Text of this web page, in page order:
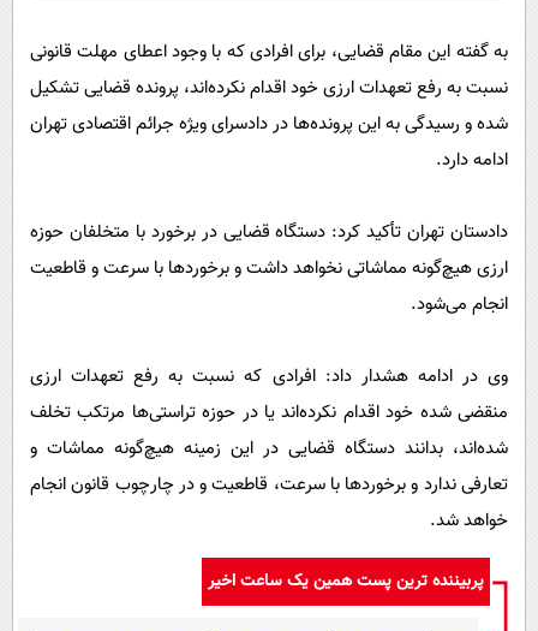
به گفته این مقام قضایی، برای افرادی که با وجود اعطای مهلت قانونی
نسبت به رفع تعهدات ارزی خود اقدام نکرده‌اند، پرونده قضایی تشکیل
شده و رسیدگی به این پرونده‌ها در دادسرای ویژه جرائم اقتصادی تهران
ادامه دارد.
دادستان تهران تأکید کرد: دستگاه قضایی در برخورد با متخلفان حوزه
ارزی هیچ‌گونه مماشاتی نخواهد داشت و برخوردها با سرعت و قاطعیت
انجام می‌شود.
وی در ادامه هشدار داد: افرادی که نسبت به رفع تعهدات ارزی
منقضی شده خود اقدام نکرده‌اند یا در حوزه تراستی‌ها مرتکب تخلف
شده‌اند، بدانند دستگاه قضایی در این زمینه هیچ‌گونه مماشات و
تعارفی ندارد و برخوردها با سرعت، قاطعیت و در چارچوب قانون انجام
خواهد شد.
پربیننده ترین پست همین یک ساعت اخیر